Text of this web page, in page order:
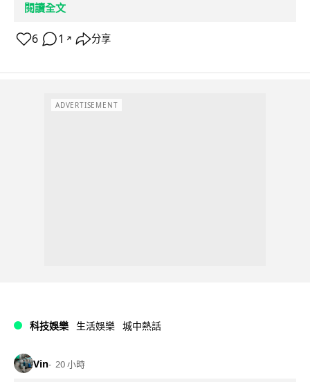
閱讀全文
6 1 ↗ 分享
ADVERTISEMENT
科技娛樂 生活娛樂 城中熱話
Vin 20 小時